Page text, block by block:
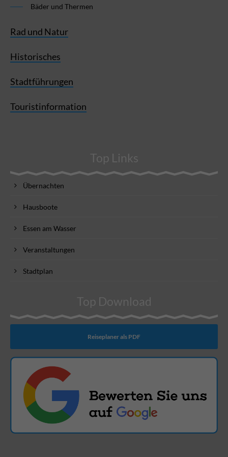
Bäder und Thermen
Rad und Natur
Historisches
Stadtführungen
Touristinformation
Top Links
Übernachten
Hausboote
Essen am Wasser
Veranstaltungen
Stadtplan
Top Download
Reiseplaner als PDF